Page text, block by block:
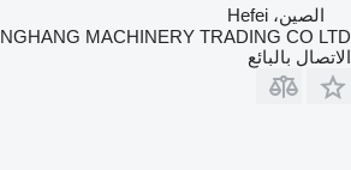
الصين، Hefei
MACHINERY TRADING CO LTD
الاتصال بالبائع